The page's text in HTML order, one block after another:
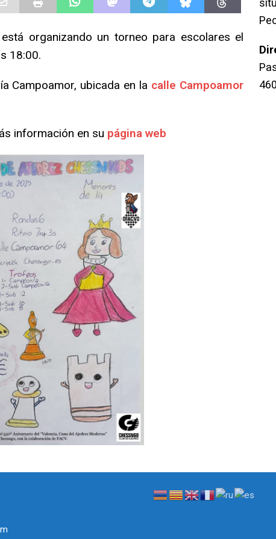
organizando un torneo para escolares el
18:00.
Campoamor, ubicada en la calle Campoamor
información en su página web